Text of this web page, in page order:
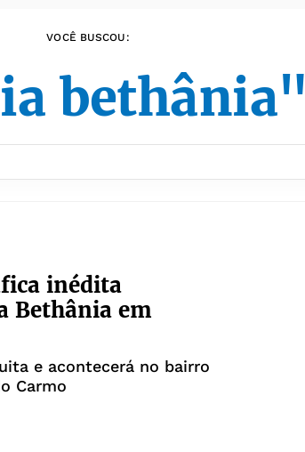
VOCÊ BUSCOU:
bethânia"
inédita
Bethânia em
e acontecerá no bairro
Carmo